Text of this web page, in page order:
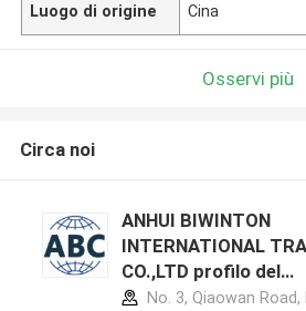
Luogo di origine Cina
Osservi più
Circa noi
ANHUI BIWINTON
INTERNATIONAL
CO.,LTD profilo del
produttore
No. 3, Qiaowan